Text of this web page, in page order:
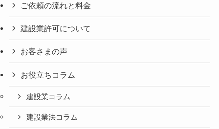
ご依頼の流れと料金
建設業許可について
お客さまの声
お役立ちコラム
建設業コラム
建設業法コラム